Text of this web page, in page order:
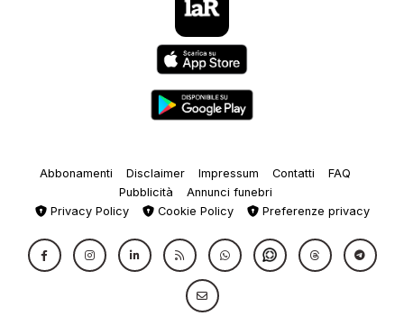
Abbonamenti Disclaimer Impressum Contatti
FAQ
Pubblicità
Annunci funebri
Privacy Policy
Cookie Policy Preferenze privacy